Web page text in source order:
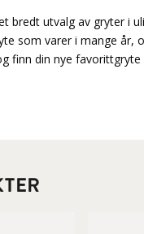
bredt utvalg av gryter i
som varer i mange år,
finn din nye favorittgryte